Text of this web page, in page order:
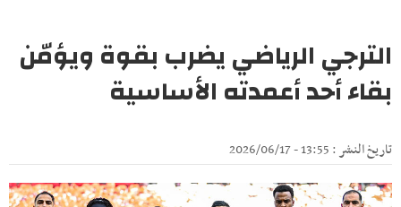
الترجي الرياضي يضرب بقوة ويؤمّن
بقاء أحد أعمدته الأساسية
تاريخ النشر : 13:55 - 2026/06/17